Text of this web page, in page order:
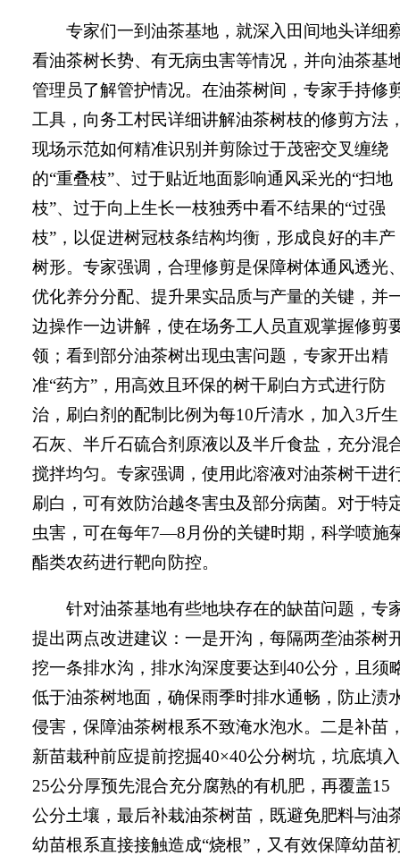
专家们一到油茶基地，就深入田间地头详细
看油茶树长势、有无病虫害等情况，并向油茶基
管理员了解管护情况。在油茶树间，专家手持修
工具，向务工村民详细讲解油茶树枝的修剪方法
现场示范如何精准识别并剪除过于茂密交叉缠绕
的“重叠枝”、过于贴近地面影响通风采光的“扫地
枝”、过于向上生长一枝独秀中看不结果的“过强
枝”，以促进树冠枝条结构均衡，形成良好的丰产
树形。专家强调，合理修剪是保障树体通风透光
优化养分分配、提升果实品质与产量的关键，并
边操作一边讲解，使在场务工人员直观掌握修剪
领；看到部分油茶树出现虫害问题，专家开出精
准“药方”，用高效且环保的树干刷白方式进行防
治，刷白剂的配制比例为每10斤清水，加入3斤生
石灰、半斤石硫合剂原液以及半斤食盐，充分混
搅拌均匀。专家强调，使用此溶液对油茶树干进
刷白，可有效防治越冬害虫及部分病菌。对于特
虫害，可在每年7—8月份的关键时期，科学喷施
酯类农药进行靶向防控。
针对油茶基地有些地块存在的缺苗问题，专
提出两点改进建议：一是开沟，每隔两垄油茶树
挖一条排水沟，排水沟深度要达到40公分，且须
低于油茶树地面，确保雨季时排水通畅，防止渍
侵害，保障油茶树根系不致淹水泡水。二是补苗
新苗栽种前应提前挖掘40×40公分树坑，坑底填入
25公分厚预先混合充分腐熟的有机肥，再覆盖15
公分土壤，最后补栽油茶树苗，既避免肥料与油
幼苗根系直接接触造成“烧根”，又有效保障幼苗